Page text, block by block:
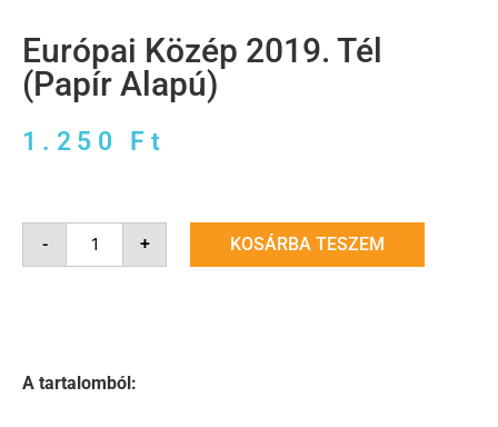
Európai Közép 2019. Tél
(Papír Alapú)
1.250 Ft
- + KOSÁRBA TESZEM
A tartalomból: